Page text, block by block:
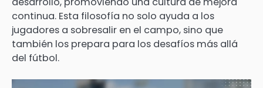
continua. Esta filosofía no solo ayuda a los
jugadores a sobresalir en el campo, sino que
también los prepara para los desafíos más allá
del fútbol.